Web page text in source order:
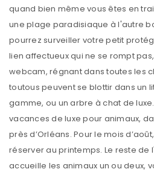
quand bien même vous êtes en
une plage paradisiaque à l'autre
pourrez surveiller votre petit
lien affectueux qui ne se rompt
webcam, régnant dans toutes les
toutous peuvent se blottir dans un
gamme, ou un arbre à chat de
vacances de luxe pour animaux,
près d’Orléans. Pour le mois
réserver au printemps. Le reste de
accueille les animaux un ou deux,